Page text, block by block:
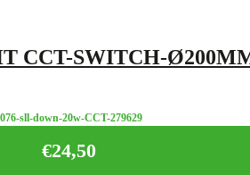
CCT-SWITCH-
sll-down-20w-CCT-279629
€24,50